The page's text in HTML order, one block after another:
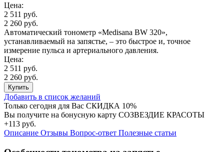
Цена:
2 511 руб.
2 260 руб.
Автоматический тонометр «Medisana BW 320»,
устанавливаемый на запястье, – это быстрое и, точное
измерение пульса и артериального давления.
Цена:
2 511 руб.
2 260 руб.
Купить
Добавить в список желаний
Только сегодня для Вас СКИДКА 10%
Вы получите на бонусную карту СОЗВЕЗДИЕ КРАСОТЫ
+113 руб.
Описание Отзывы Вопрос-ответ Полезные статьи